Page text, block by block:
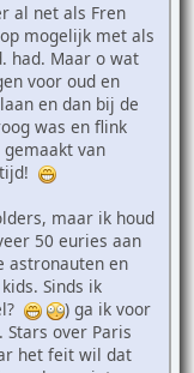
al net als Fren
mogelijk met als
had. Maar o wat
voor oud en
en dan bij de
was en flink
van
maar ik houd
50 euries aan
astronauten en
Sinds ik
) ga ik voor
over Paris
het feit wil dat